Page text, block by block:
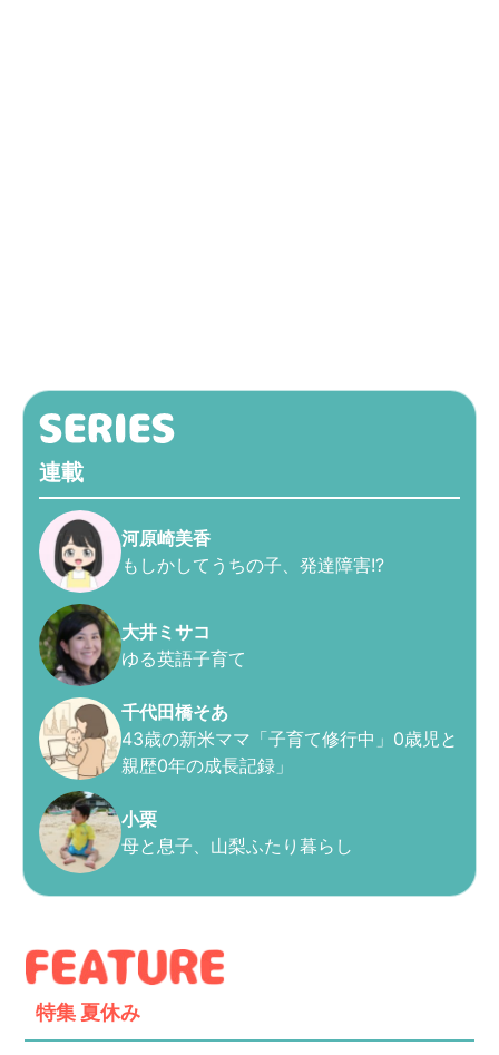
連載
河原崎美香
もしかしてうちの子、発達障害!?
大井ミサコ
ゆる英語子育て
千代田橋そあ
43歳の新米ママ「子育て修行中」0歳児と
親歴0年の成長記録」
小栗
母と息子、山梨ふたり暮らし
特集 夏休み